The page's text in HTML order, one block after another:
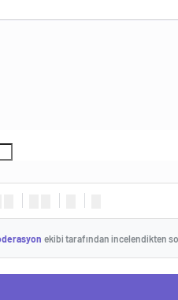
ekibi tarafından incelendikten